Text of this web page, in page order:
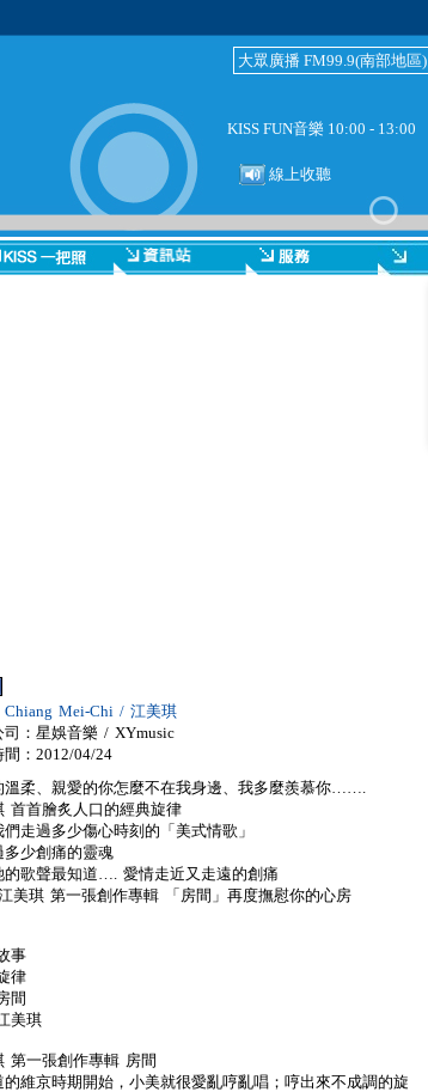
大眾廣播 FM99.9(南部地區)
KISS FUN音樂 10:00 - 13:00
線上收聽
Chiang Mei-Chi / 江美琪
司：星娛音樂 / XYmusic
間：2012/04/24
溫柔、親愛的你怎麼不在我身邊、我多麼羨慕你…….
首首膾炙人口的經典旋律
們走過多少傷心時刻的「美式情歌」
多少創痛的靈魂
的歌聲最知道…. 愛情走近又走遠的創痛
美琪 第一張創作專輯 「房間」再度撫慰你的心房
事
律
間
美琪
第一張創作專輯 房間
的維京時期開始，小美就很愛亂哼亂唱；哼出來不成調的旋